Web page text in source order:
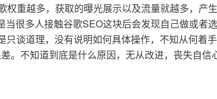
重越多，获取的曝光展示以及流量就越多，产
很多人接触谷歌SEO这块后会发现自己做或
谈道理，没有说明如何具体操作，不知从何着
。不知道到底是什么原因，无从改进，丧失自信